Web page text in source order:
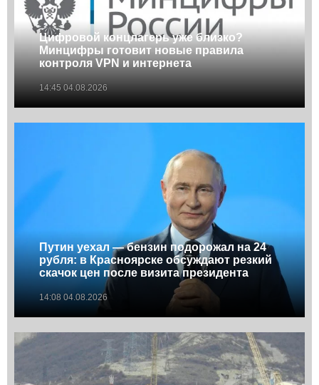
Цифровой концлагерь уже близко?
Минцифры готовит новые правила
контроля VPN и интернета
14:45 04.08.2026
Путин уехал — бензин подорожал на 24
рубля: в Красноярске обсуждают резкий
скачок цен после визита президента
14:08 04.08.2026